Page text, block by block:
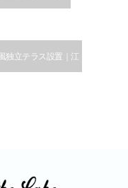
独立テラス設置｜江